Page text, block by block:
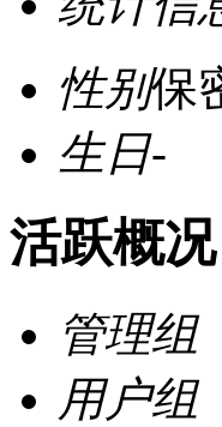
性别保
生日-
活跃概况
管理组
用户组